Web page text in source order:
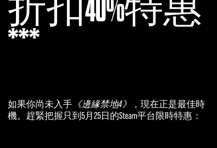
折扣40%特惠
***
如果你尚未入手 《邊緣禁地4》
，現在正是最佳時
機。趕緊把握只到5月25日的Steam平台限時特惠：